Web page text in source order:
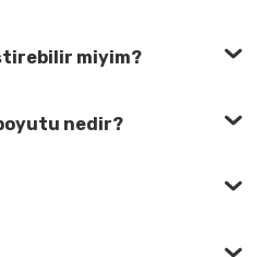
miyim?
nedir?